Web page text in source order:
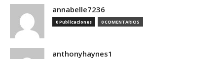
annabelle7236
0 Publicaciones 0 COMENTARIOS
anthonyhaynes1